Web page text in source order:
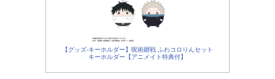
【グッズ-キーホルダー】呪術廻戦 ふわコロりんセット
キーホルダー【アニメイト特典付】